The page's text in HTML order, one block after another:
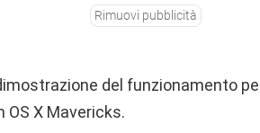
Rimuovi pubblicità
del funzionamento
X Mavericks.